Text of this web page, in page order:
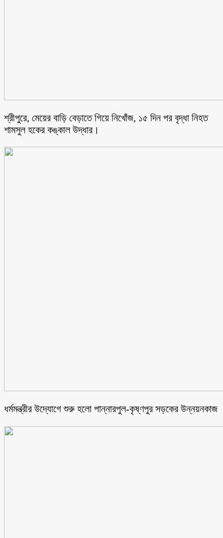
শ্রীপুরে, মেয়ের বাড়ি বেড়াতে গিয়ে নিখোঁজ, ১৫ দিন পর বৃদ্ধা নিহত
শামসুল হকের কঙ্কাল উদ্ধার।
ধর্মমন্ত্রীর উদ্যোগে শুরু হলো পান্নারপুল-কৃষ্ণপুর সড়কের উন্নয়নকাজ